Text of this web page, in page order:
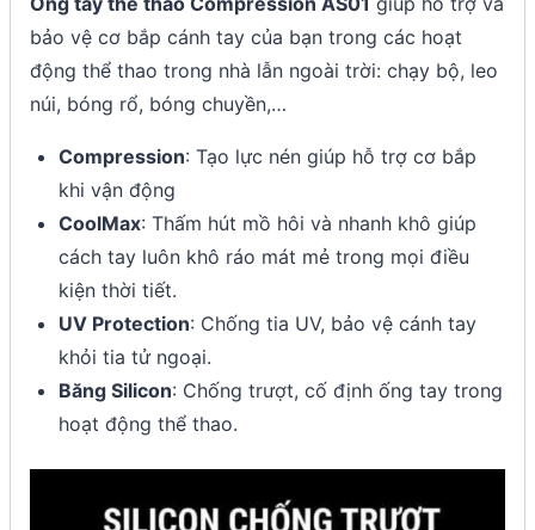
bảo vệ cơ bắp cánh tay của bạn trong các hoạt
động thể thao trong nhà lẫn ngoài trời: chạy bộ, leo
núi, bóng rổ, bóng chuyền,…
Compression: Tạo lực nén giúp hỗ trợ cơ bắp
khi vận động
CoolMax: Thấm hút mồ hôi và nhanh khô giúp
cách tay luôn khô ráo mát mẻ trong mọi điều
kiện thời tiết.
UV Protection: Chống tia UV, bảo vệ cánh tay
khỏi tia tử ngoại.
Băng Silicon: Chống trượt, cố định ống tay trong
hoạt động thể thao.